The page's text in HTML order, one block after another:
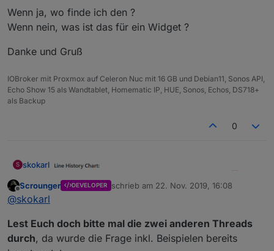
Wenn ja, wo finde ich den ?
Wenn nein, was ist das für ein Widget ?
Danke und Gruß
IOBroker mit Proxmox auf Celeron Nuc mit 16 GB und Debian11, Sonos API,
Echo Show 15 als Wandtablet, Homematic IP, HUE, Sonos, Echos, DS718+
als Backup
0
S skokarl
Offline
Scrounger DEVELOPER schrieb am 22. Nov. 2019, 16:08
zuletzt editiert von
@skokarl
Lest Euch doch bitte mal die zwei anderen Threads
durch, da wurde die Frage inkl. Beispielen bereits